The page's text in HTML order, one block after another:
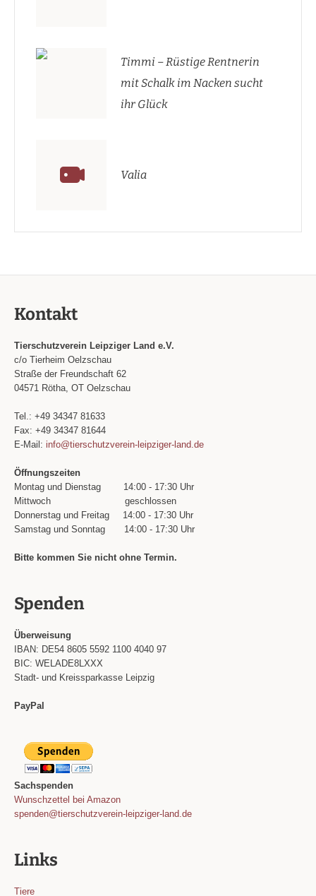
Timmi – Rüstige Rentnerin
mit Schalk im Nacken sucht
ihr Glück
Valia
Kontakt
Tierschutzverein Leipziger Land e.V.
c/o Tierheim Oelzschau
Straße der Freundschaft 62
04571 Rötha, OT Oelzschau
Tel.: +49 34347 81633
Fax: +49 34347 81644
E-Mail:info@tierschutzverein-leipziger-land.de
Öffnungszeiten
Montag und Dienstag
14:00 - 17:30 Uhr
Mittwoch
geschlossen
Donnerstag und Freitag
14:00 - 17:30 Uhr
Samstag und Sonntag
14:00 - 17:30 Uhr
Bitte kommen Sie nicht ohne Termin.
Spenden
Überweisung
IBAN: DE54 8605 5592 1100 4040 97
BIC: WELADE8LXXX
Stadt- und Kreissparkasse Leipzig
PayPal
Sachspenden
Wunschzettel bei Amazon
spenden@tierschutzverein-leipziger-land.de
Links
Tiere